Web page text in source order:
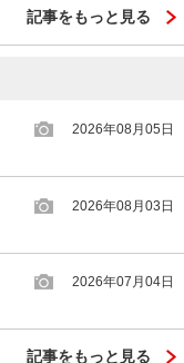
記事をもっと見る
2026年08月05日
2026年08月03日
2026年07月04日
記事をもっと見る